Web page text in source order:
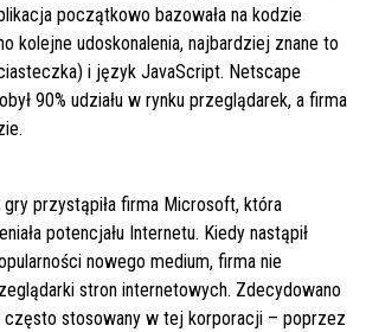
początkowo bazowała na kodzie
kolejne udoskonalenia, najbardziej znane to
i język JavaScript. Netscape
90% udziału w rynku przeglądarek, a firma
przystąpiła firma Microsoft, która
potencjału Internetu. Kiedy nastąpił
nowego medium, firma nie
stron internetowych. Zdecydowano
stosowany w tej korporacji – poprzez